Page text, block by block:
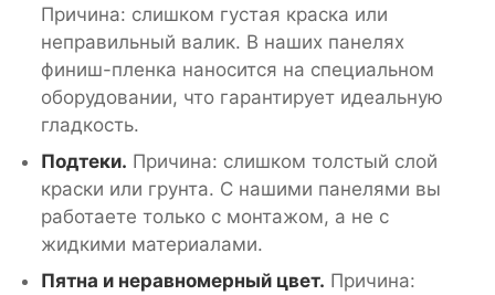
Причина: слишком густая краска или
неправильный валик. В наших панелях
финиш-пленка наносится на специальном
оборудовании, что гарантирует идеальную
гладкость.
Подтеки. Причина: слишком толстый слой
краски или грунта. С нашими панелями вы
работаете только с монтажом, а не с
жидкими материалами.
Пятна и неравномерный цвет. Причина: